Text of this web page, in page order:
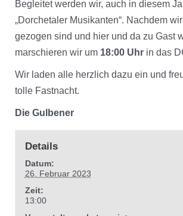
Begleitet werden wir, auch in diesem
„Dorchetaler Musikanten“. Nachdem
gezogen sind und hier und da zu Gast
marschieren wir um 18:00 Uhr in das
Wir laden alle herzlich dazu ein und
tolle Fastnacht.
Die Gulbener
Details
Datum:
26. Februar 2023
Zeit:
13:00